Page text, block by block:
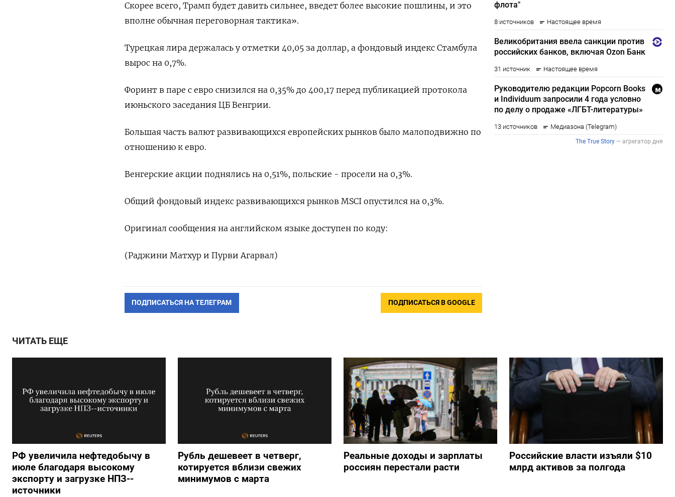
Скорее всего, Трамп будет давить сильнее, введет более высокие пошлины, и это
вполне обычная переговорная тактика».
Турецкая лира держалась у отметки 40,05 за доллар, а фондовый индекс Стамбула
вырос на 0,7%.
Форинт в паре с евро снизился на 0,35% до 400,17 перед публикацией протокола
июньского заседания ЦБ Венгрии.
Большая часть валют развивающихся европейских рынков было малоподвижно по
отношению к евро.
Венгерские акции поднялись на 0,51%, польские - просели на 0,3%.
Общий фондовый индекс развивающихся рынков MSCI опустился на 0,3%.
Оригинал сообщения на английском языке доступен по коду:
(Раджини Матхур и Пурви Агарвал)
ПОДПИСАТЬСЯ НА ТЕЛЕГРАМ ПОДПИСАТЬСЯ В GOOGLE
ЧИТАТЬ ЕЩЕ
РФ увеличила нефтедобычу в
июле благодаря высокому
экспорту и загрузке НПЗ--
источники
Рубль дешевеет в четверг,
котируется вблизи свежих
минимумов с марта
Реальные доходы и зарплаты
россиян перестали расти
Российские власти изъяли $10
млрд активов за полгода